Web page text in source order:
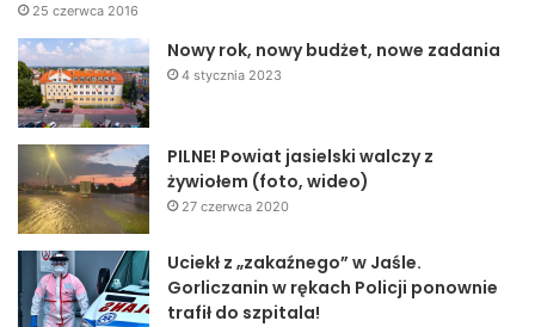
25 czerwca 2016
Nowy rok, nowy budżet, nowe zadania
4 stycznia 2023
PILNE! Powiat jasielski walczy z
żywiołem (foto, wideo)
27 czerwca 2020
Uciekł z „zakaźnego” w Jaśle.
Gorliczanin w rękach Policji ponownie
trafił do szpitala!